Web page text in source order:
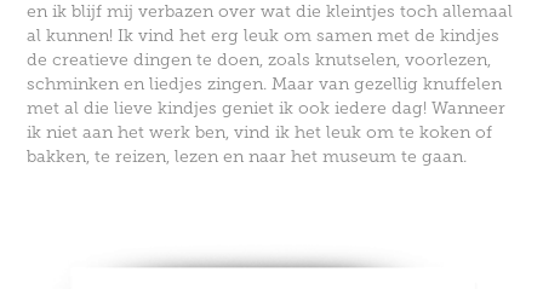
en ik blijf mij verbazen over wat die kleintjes toch allemaal
al kunnen! Ik vind het erg leuk om samen met de kindjes
de creatieve dingen te doen, zoals knutselen, voorlezen,
schminken en liedjes zingen. Maar van gezellig knuffelen
met al die lieve kindjes geniet ik ook iedere dag! Wanneer
ik niet aan het werk ben, vind ik het leuk om te koken of
bakken, te reizen, lezen en naar het museum te gaan.